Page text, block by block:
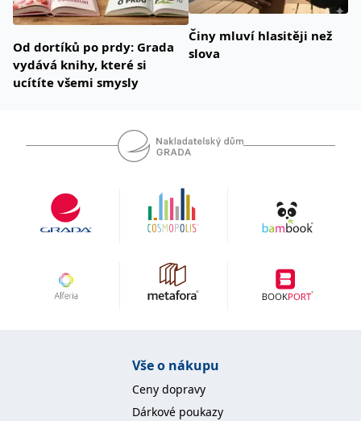
Od dortíků po prdy: Grada
vydává knihy, které si
ucítíte všemi smysly
Činy mluví hlasitěji než
slova
Vše o nákupu
Ceny dopravy
Dárkové poukazy